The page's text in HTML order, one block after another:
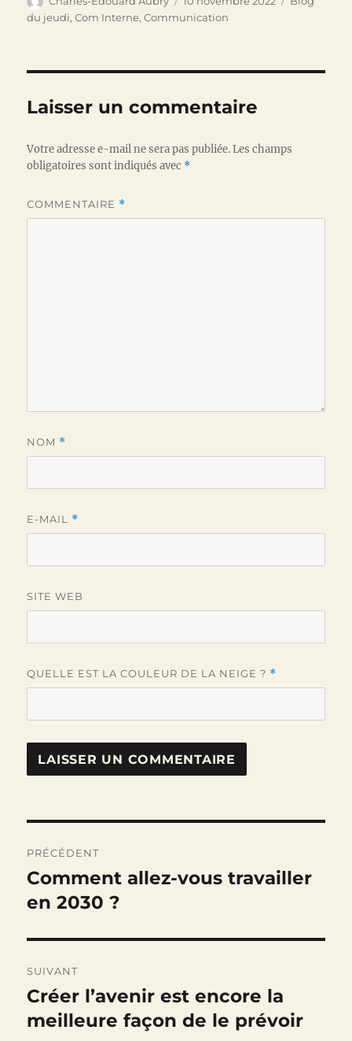
le
du jeudi,Com Interne,Communication
Laisser un commentaire
Votre adresse e-mail ne sera pas publiée. Les champs
obligatoires sont indiqués avec *
COMMENTAIRE *
NOM *
E-MAIL *
SITE WEB
QUELLE EST LA COULEUR DE LA NEIGE ? *
de
l’article
PRÉCÉDENT
Publication
précédente :
Comment allez-vous travailler
en 2030 ?
SUIVANT
Publication
suivante :
Créer l’avenir est encore la
meilleure façon de le prévoir